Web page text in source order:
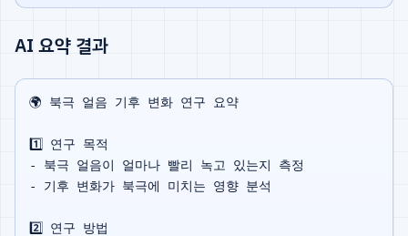
AI 요약 결과
🌍 북극 얼음 기후 변화 연구 요약
1️⃣ 연구 목적
- 북극 얼음이 얼마나 빨리 녹고 있는지 측정
- 기후 변화가 북극에 미치는 영향 분석
2️⃣ 연구 방법